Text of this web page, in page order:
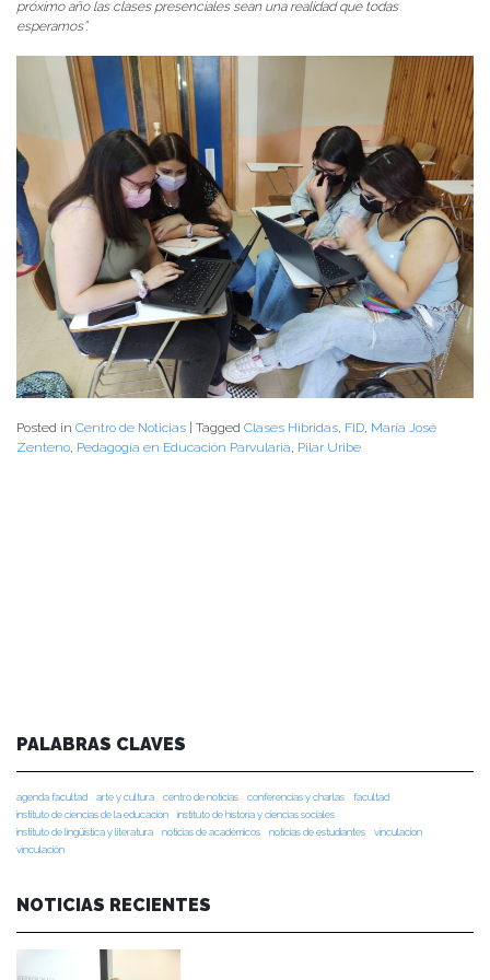
próximo año las clases presenciales sean una realidad que todas
esperamos”.
Posted in Centro de Noticias Tagged Clases Hibridas, FID, María José
Zenteno, Pedagogía en Educación Parvularia, Pilar Uribe
PALABRAS CLAVES
agenda facultad arte y cultura centro de noticias conferencias y charlas
facultad
instituto de ciencias de la educación
instituto de historia y ciencias sociales
instituto de lingüística y literatura
noticias de académicos noticias de estudiantes
vinculacion
vinculación
NOTICIAS RECIENTES